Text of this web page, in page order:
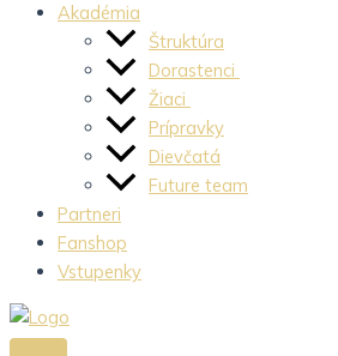
Akadémia
Štruktúra
Dorastenci
Žiaci
Prípravky
Dievčatá
Future team
Partneri
Fanshop
Vstupenky